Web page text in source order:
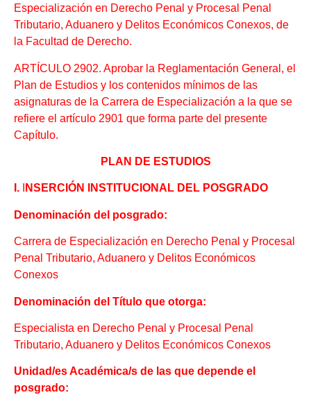
Especialización en Derecho Penal y Procesal Penal
Tributario, Aduanero y Delitos Económicos Conexos, de
la Facultad de Derecho.
ARTÍCULO 2902. Aprobar la Reglamentación General, el
Plan de Estudios y los contenidos mínimos de las
asignaturas de la Carrera de Especialización a la que se
refiere el artículo 2901 que forma parte del presente
Capítulo.
PLAN DE ESTUDIOS
I. NSERCIÓN INSTITUCIONAL DEL POSGRADO
Denominación del posgrado:
Carrera de Especialización en Derecho Penal y Procesal
Penal Tributario, Aduanero y Delitos Económicos
Conexos
Denominación del Título que otorga:
Especialista en Derecho Penal y Procesal Penal
Tributario, Aduanero y Delitos Económicos Conexos
Unidad/es Académica/s de las que depende el
posgrado: